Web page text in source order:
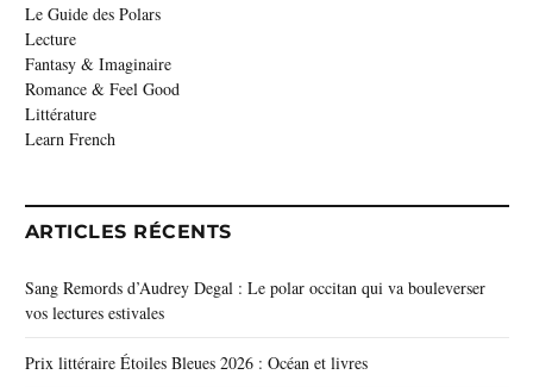
Le Guide des Polars
Lecture
Fantasy & Imaginaire
Romance & Feel Good
Littérature
Learn French
ARTICLES RÉCENTS
Sang Remords d’Audrey Degal : Le polar occitan qui va bouleverser
vos lectures estivales
Prix littéraire Étoiles Bleues 2026 : Océan et livres